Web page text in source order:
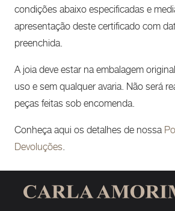
condições abaixo especificadas e
apresentação deste certificado com
preenchida.
A joia deve estar na embalagem
uso e sem qualquer avaria. Não será
peças feitas sob encomenda.
Conheça aqui os detalhes de nossa
Devoluções.